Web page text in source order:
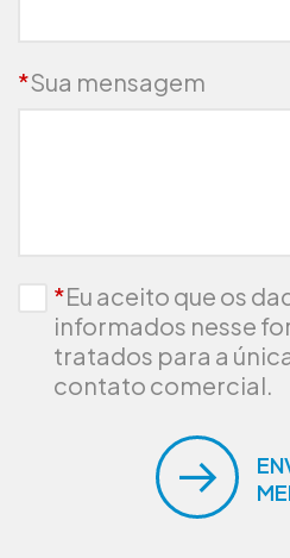
*Sua mensagem
*Eu aceito que os
informados nesse
tratados para a
contato comercial.